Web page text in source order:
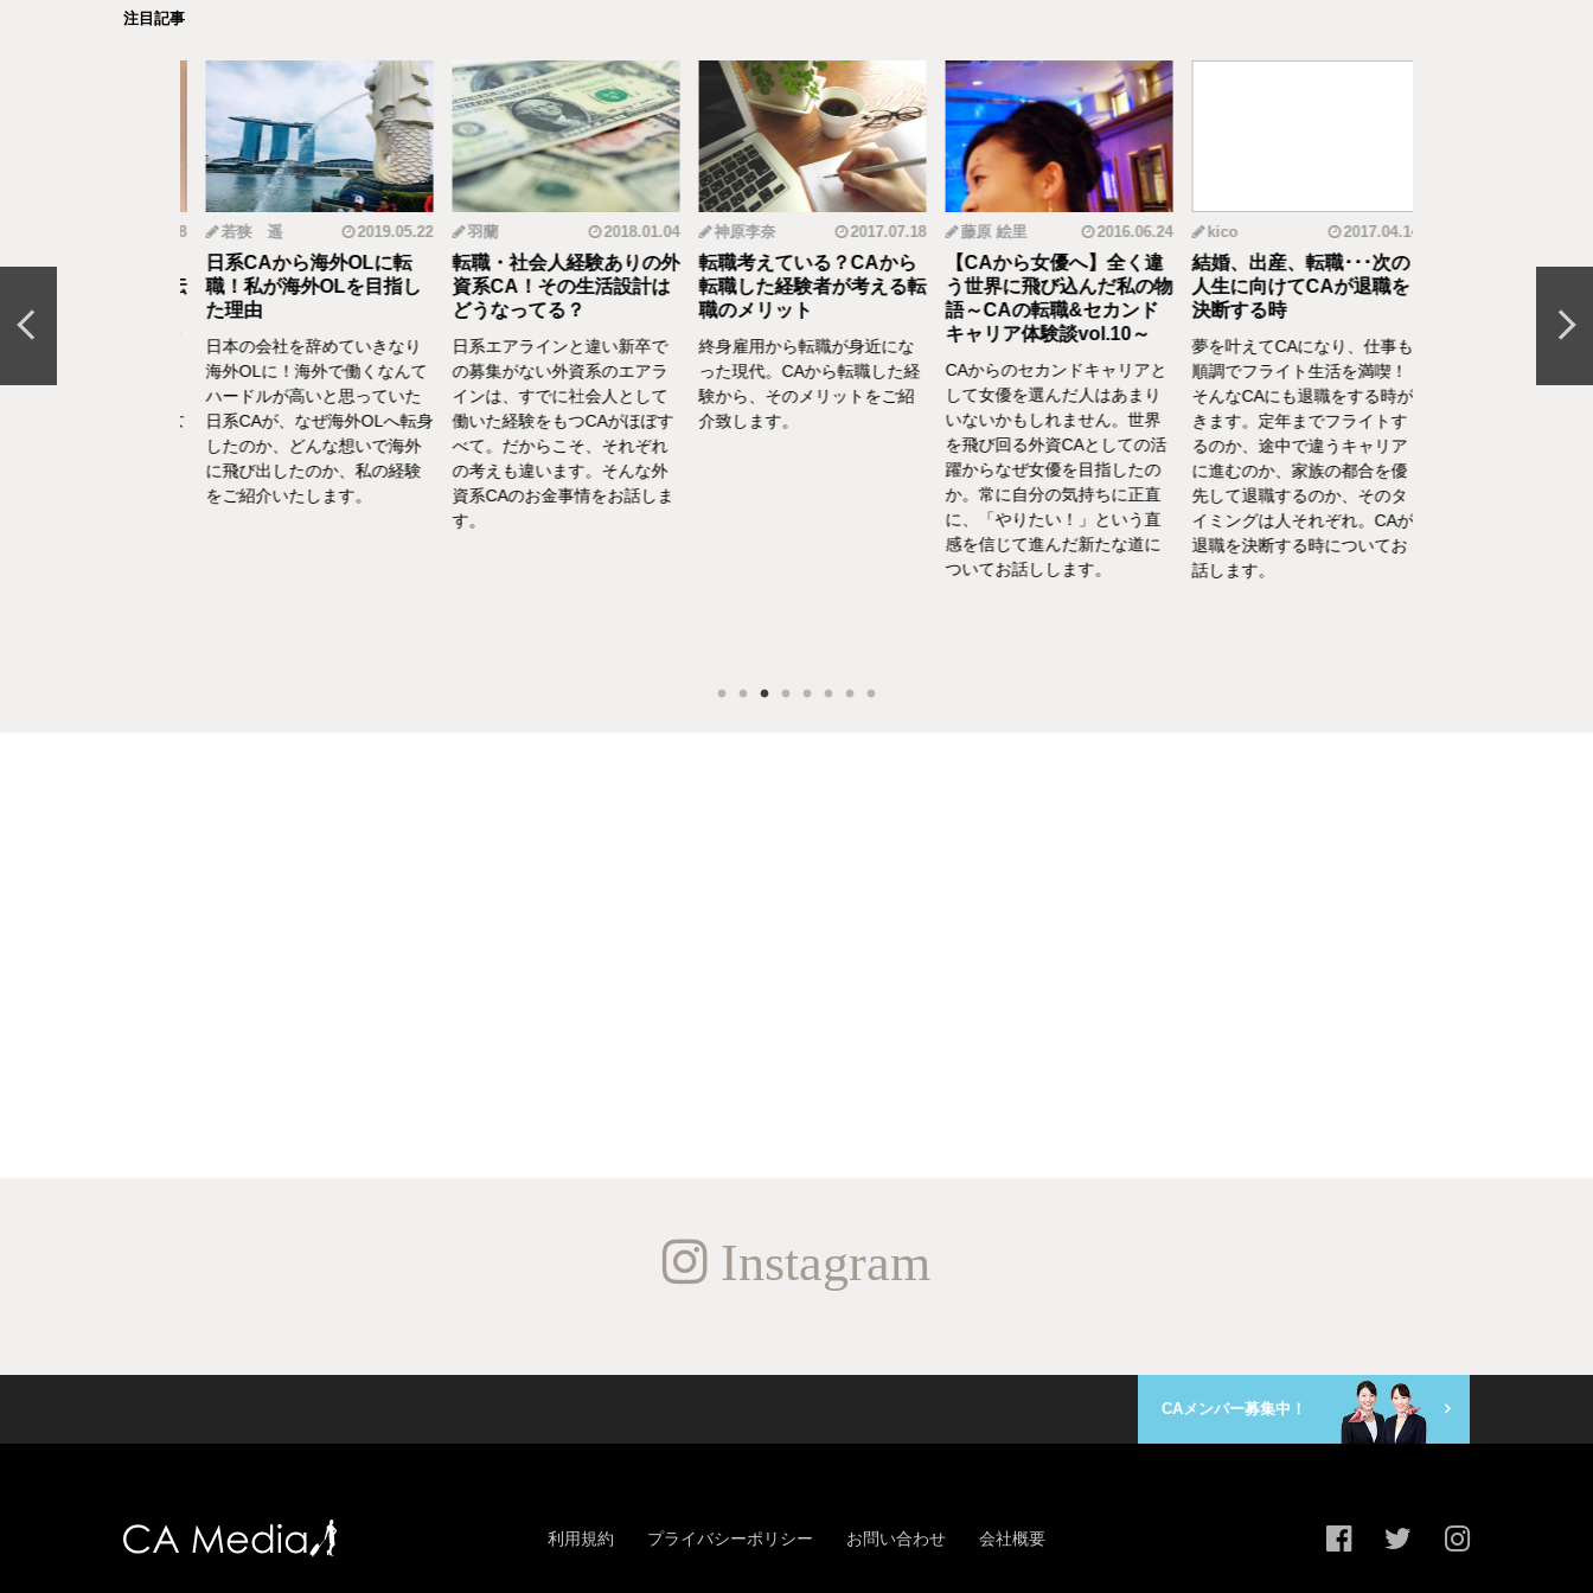
注目記事
ら野菜ソムリエ
の転職＆セカン
ア体験談vol.13～
若狭 遥 2019.05.22
日系CAから海外OLに転
職！私が海外OLを目指し
た理由
日本の会社を辞めていきなり
海外OLに！海外で働くなんて
ハードルが高いと思っていた
日系CAが、なぜ海外OLへ転身
したのか、どんな想いで海外
に飛び出したのか、私の経験
をご紹介いたします。
羽蘭 2018.01.04
転職・社会人経験ありの外
資系CA！その生活設計は
どうなってる？
日系エアラインと違い新卒で
の募集がない外資系のエアラ
インは、すでに社会人として
働いた経験をもつCAがほぼす
べて。だからこそ、それぞれ
の考えも違います。そんな外
資系CAのお金事情をお話しま
す。
神原李奈 2017.07.18
転職考えている？CAから
転職した経験者が考える転
職のメリット
終身雇用から転職が身近にな
った現代。CAから転職した経
験から、そのメリットをご紹
介致します。
藤原 絵里 2016.06.24
【CAから女優へ】全く違
う世界に飛び込んだ私の物
語～CAの転職&セカンド
キャリア体験談vol.10～
CAからのセカンドキャリアと
して女優を選んだ人はあまり
いないかもしれません。世界
を飛び回る外資CAとしての活
躍からなぜ女優を目指したの
か。常に自分の気持ちに正直
に、「やりたい！」という直
感を信じて進んだ新たな道に
ついてお話しします。
kico 2017.04.14
結婚、出産、転職･･･次の
人生に向けてCAが退職を
決断する時
夢を叶えてCAになり、仕事も
順調でフライト生活を満喫！
そんなCAにも退職をする時が
きます。定年までフライトす
るのか、途中で違うキャリア
に進むのか、家族の都合を優
先して退職するのか、そのタ
イミングは人それぞれ。CAが
退職を決断する時についてお
話します。
元CAの育児論！離
間を持ちたいをCA
Instagram
CAメンバー募集中！
利用規約 プライバシーポリシー お問い合わせ 会社概要